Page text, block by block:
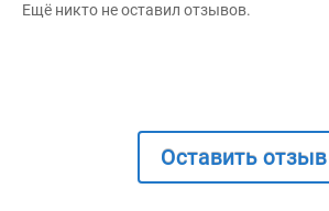
Ещё никто не оставил отзывов.
Оставить отзыв